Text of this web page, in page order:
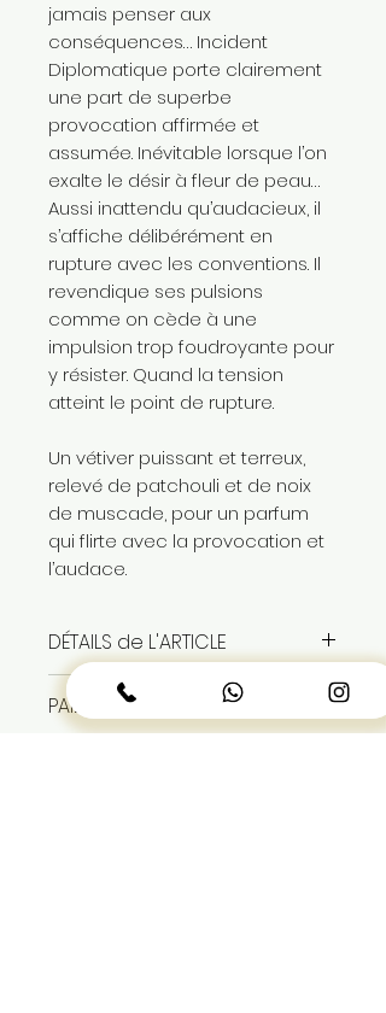
jamais penser aux
conséquences… Incident
Diplomatique porte clairement
une part de superbe
provocation affirmée et
assumée. Inévitable lorsque l’on
exalte le désir à fleur de peau…
Aussi inattendu qu’audacieux, il
s’affiche délibérément en
rupture avec les conventions. Il
revendique ses pulsions
comme on cède à une
impulsion trop foudroyante pour
y résister. Quand la tension
atteint le point de rupture.
Un vétiver puissant et terreux,
relevé de patchouli et de noix
de muscade, pour un parfum
qui flirte avec la provocation et
l’audace.
DÉTAILS de L'ARTICLE
eau de parfum pour homme
100ml
PAIEMENT et LIVRAISON